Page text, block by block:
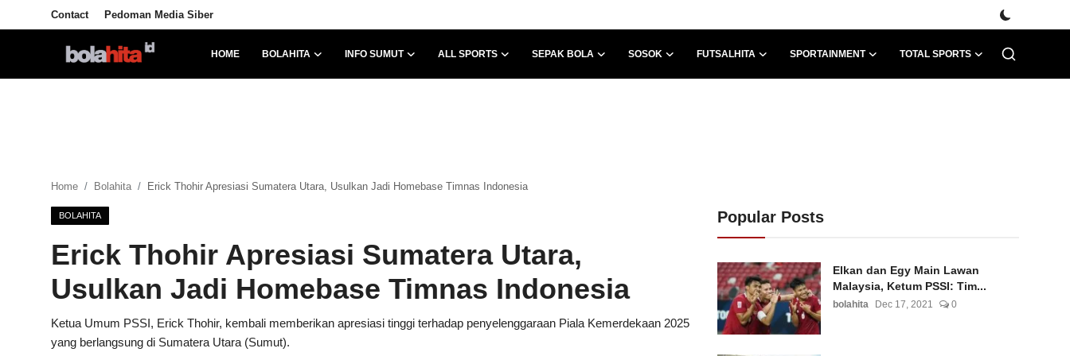
Contact Pedoman Media Siber
HOME BOLAHITA INFO SUMUT ALL SPORTS SEPAK BOLA SOSOK FUTSALHITA SPORTAINMENT TOTAL SPORTS
All Sports
Sportainment
Home Bolahita Erick Thohir Apresiasi Sumatera Utara, Usulkan Jadi Homebase Timnas Indonesia
BOLAHITA
Erick Thohir Apresiasi Sumatera Utara,
Usulkan Jadi Homebase Timnas Indonesia
Ketua Umum PSSI, Erick Thohir, kembali memberikan apresiasi tinggi terhadap penyelenggaraan Piala Kemerdekaan 2025
yang berlangsung di Sumatera Utara (Sumut).
Popular Posts
Elkan dan Egy Main Lawan
Malaysia, Ketum PSSI: Tim...
bolahita Dec 17, 2021 0